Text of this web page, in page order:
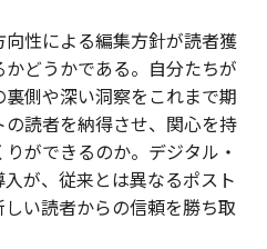
性による編集方針が読者獲
どうかである。自分たちが
側や深い洞察をこれまで期
読者を納得させ、関心を持
ができるのか。デジタル・
が、従来とは異なるポスト
い読者からの信頼を勝ち取